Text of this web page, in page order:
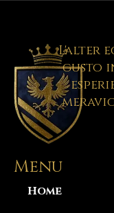
L'alter
gusto
Menu
Home